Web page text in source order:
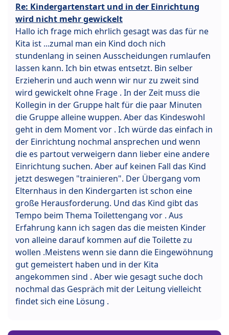
Re: Kindergartenstart und in der Einrichtung
wird nicht mehr gewickelt
Hallo ich frage mich ehrlich gesagt was das für ne
Kita ist ...zumal man ein Kind doch nich
stundenlang in seinen Ausscheidungen rumlaufen
lassen kann. Ich bin etwas entsetzt. Bin selber
Erzieherin und auch wenn wir nur zu zweit sind
wird gewickelt ohne Frage . In der Zeit muss die
Kollegin in der Gruppe halt für die paar Minuten
die Gruppe alleine wuppen. Aber das Kindeswohl
geht in dem Moment vor . Ich würde das einfach in
der Einrichtung nochmal ansprechen und wenn
die es partout verweigern dann lieber eine andere
Einrichtung suchen. Aber auf keinen Fall das Kind
jetzt deswegen "trainieren". Der Übergang vom
Elternhaus in den Kindergarten ist schon eine
große Herausforderung. Und das Kind gibt das
Tempo beim Thema Toilettengang vor . Aus
Erfahrung kann ich sagen das die meisten Kinder
von alleine darauf kommen auf die Toilette zu
wollen .Meistens wenn sie dann die Eingewöhnung
gut gemeistert haben und in der Kita
angekommen sind . Aber wie gesagt suche doch
nochmal das Gespräch mit der Leitung vielleicht
findet sich eine Lösung .